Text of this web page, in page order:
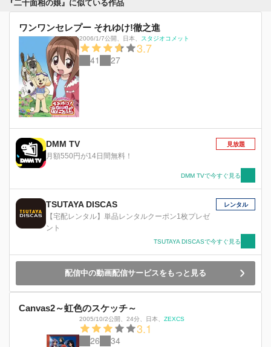
『二十面相の娘』に似ている作品
ワンワンセレプー それゆけ!徹之進
2006/1/7公開 日本 スタジオコメット
3.7
41 27
DMM TV
月額550円が14日間無料！
見放題
DMM TVで今すぐ見る
TSUTAYA DISCAS
【宅配レンタル】単品レンタルクーポン1枚プレゼ
ント
レンタル
TSUTAYA DISCASで今すぐ見る
配信中の動画配信サービスをもっと見る
Canvas2～虹色のスケッチ～
2005/10/2公開 24分 日本 ZEXCS
3.1
26 34